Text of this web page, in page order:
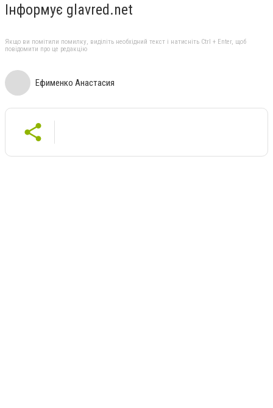
Інформує glavred.net
Якщо ви помітили помилку, виділіть необхідний текст і натисніть Ctrl + Enter, щоб
повідомити про це редакцію
Ефименко Анастасия